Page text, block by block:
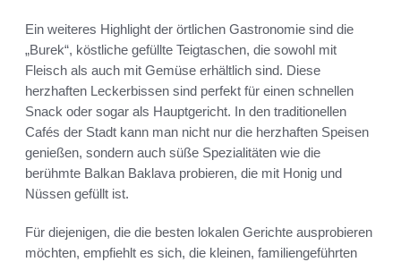
Ein weiteres Highlight der örtlichen Gastronomie sind die
„Burek“, köstliche gefüllte Teigtaschen, die sowohl mit
Fleisch als auch mit Gemüse erhältlich sind. Diese
herzhaften Leckerbissen sind perfekt für einen schnellen
Snack oder sogar als Hauptgericht. In den traditionellen
Cafés der Stadt kann man nicht nur die herzhaften Speisen
genießen, sondern auch süße Spezialitäten wie die
berühmte Balkan Baklava probieren, die mit Honig und
Nüssen gefüllt ist.
Für diejenigen, die die besten lokalen Gerichte ausprobieren
möchten, empfiehlt es sich, die kleinen, familiengeführten